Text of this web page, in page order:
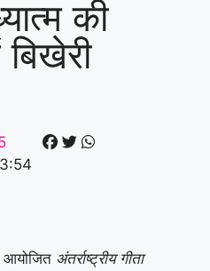
की
3:54
आयोजित अंतर्राष्ट्रीय गीता